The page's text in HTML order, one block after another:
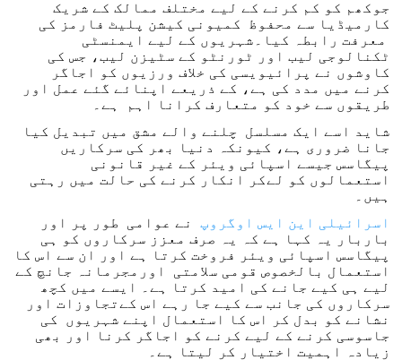
جوکھم کو کم کرنے کے لیے مختلف ممالک کے شریک
کارمیڈیا سے محفوظ کمیونی کیشن پلیٹ فارمز کی
معرفت رابطہ کیا۔شہریوں کے لیے ایمنسٹی
ٹکنالوجی لیب اور ٹورنٹو کے سٹیزن لیب، جس کی
کاوشوں نے پرائیویسی کی خلاف ورزیوں کو اجاگر
کرنے میں مدد کی ہے، کے ذریعے اپنائے گئے عمل اور
طریقوں سے خود کو متعارف کرانا اہم ہے۔
شاید اسے ایک مسلسل چلنے والے مشق میں تبدیل کیا
جانا ضروری ہے، کیونکہ دنیا بھر کی سرکاریں
پیگاسس جیسے اسپائی ویئر کے غیر قانونی
استعمالوں کو لےکر انکار کرنے کی حالت میں رہتی
ہیں۔
اسرائیلی این ایس اوگروپ
نے عوامی طور پر اور
باربار یہ کہا ہے کہ یہ صرف معزز سرکاروں کو ہی
پیگاسس اسپائی ویئر فروخت کرتا ہے اور ان سے اس کا
استعمال بالخصوص قومی سلامتی اورمجرمانہ جانچ کے
لیے ہی کیے جانے کی امید کرتا ہے۔ ایسے میں کچھ
سرکاروں کی جانب سے کیے جا رہے اس کےتجاوزات اور
نشانے کو بدل کر اس کا استعمال اپنے شہریوں کی
جاسوسی کرنے کے لیے کرنے کو اجاگر کرنا اور بھی
زیادہ اہمیت اختیار کر لیتا ہے۔